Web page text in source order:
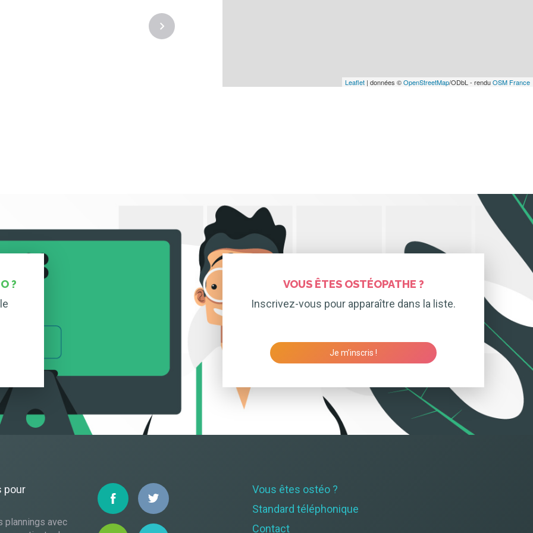
Leaflet | données ©OpenStreetMap/ODbL - renduOSM France
?
VOUS ÊTES OSTÉOPATHE ?
Inscrivez-vous pour apparaître dans la liste.
Je m’inscris !
Vous êtes ostéo ?
Standard téléphonique
Contact
pour
plannings avec